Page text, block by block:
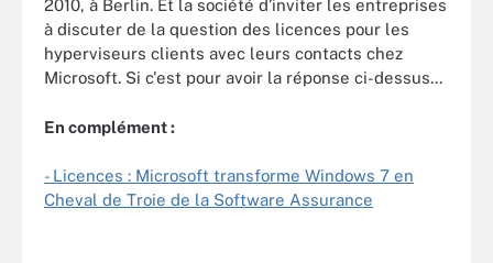
2010, à Berlin. Et la société d’inviter les entreprises
à discuter de la question des licences pour les
hyperviseurs clients avec leurs contacts chez
Microsoft. Si c'est pour avoir la réponse ci-dessus...
En complément :
- Licences : Microsoft transforme Windows 7 en
Cheval de Troie de la Software Assurance